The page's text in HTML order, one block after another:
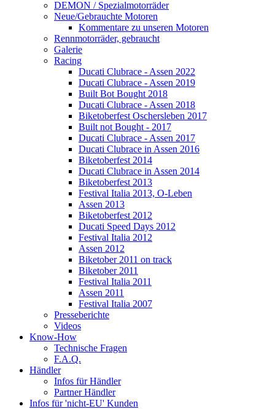
DEMON / Spezialmotorräder
Neue/Gebrauchte Motoren
Kommentare zu unseren Motoren
Rennmotorräder, gebraucht
Galerie
Racing
Ducati Clubrace - Assen 2022
Ducati Clubrace - Assen 2019
Built Bot Bought 2018
Ducati Clubrace - Assen 2018
Biketoberfest Oschersleben 2017
Built not Bought - 2017
Ducati Clubrace - Assen 2017
Ducati Clubrace in Assen 2016
Biketoberfest 2014
Ducati Clubrace in Assen 2014
Biketoberfest 2013
Festival Italia 2013, O-Leben
Assen 2013
Biketoberfest 2012
Ducati Speed Days 2012
Festival Italia 2012
Assen 2012
Biketober 2011 on track
Biketober 2011
Festival Italia 2011
Assen 2011
Festival Italia 2007
Presseberichte
Videos
Know-How
Technische Fragen
F.A.Q.
Händler
Infos für Händler
Partner Händler
Infos für 'nicht-EU' Kunden